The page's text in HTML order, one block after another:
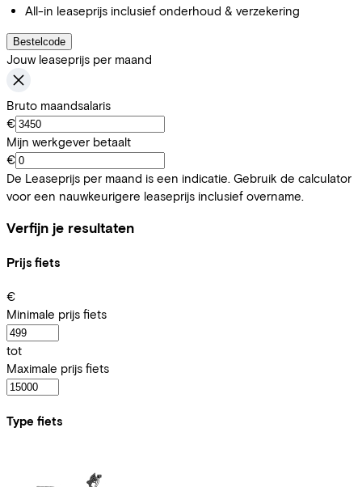
All-in leaseprijs inclusief onderhoud & verzekering
Bestelcode
Jouw leaseprijs per maand
Bruto maandsalaris
€
Mijn werkgever betaalt
€
De Leaseprijs per maand is een indicatie. Gebruik de calculator
voor een nauwkeurigere leaseprijs inclusief overname.
Verfijn je resultaten
Prijs fiets
€
Minimale prijs fiets
tot
Maximale prijs fiets
Type fiets